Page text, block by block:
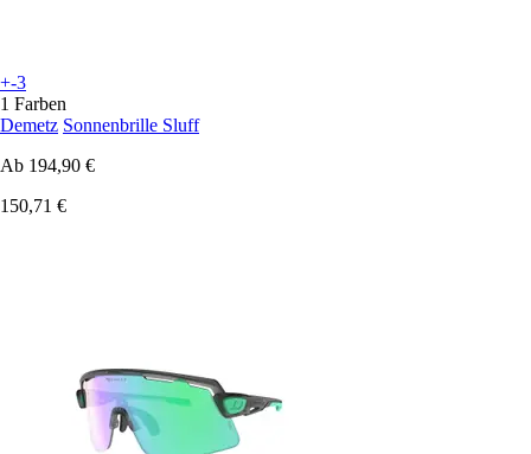
+-3
1 Farben
Demetz Sonnenbrille Sluff
Ab 194,90 €
150,71 €